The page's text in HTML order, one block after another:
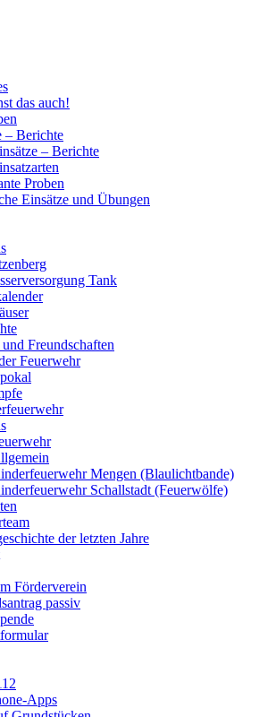
das auch!
– Berichte
– Berichte
Proben
Einsätze und Übungen
Tank
Freundschaften
Feuerwehr
Mengen (Blaulichtbande)
Schallstadt (Feuerwölfe)
der letzten Jahre
Förderverein
passiv
Apps